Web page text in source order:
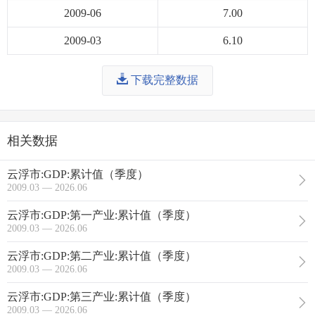
2009-06 7.00
2009-03 6.10
下载完整数据
相关数据
云浮市:GDP:累计值（季度）
2009.03 — 2026.06
云浮市:GDP:第一产业:累计值（季度）
2009.03 — 2026.06
云浮市:GDP:第二产业:累计值（季度）
2009.03 — 2026.06
云浮市:GDP:第三产业:累计值（季度）
2009.03 — 2026.06